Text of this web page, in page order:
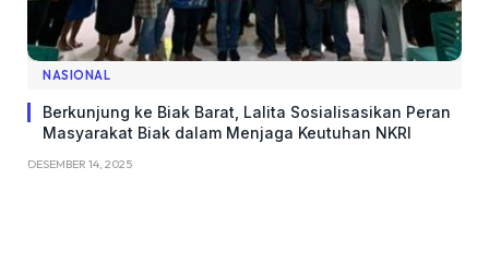
NASIONAL
Berkunjung ke Biak Barat, Lalita Sosialisasikan Peran
Masyarakat Biak dalam Menjaga Keutuhan NKRI
DESEMBER 14, 2025